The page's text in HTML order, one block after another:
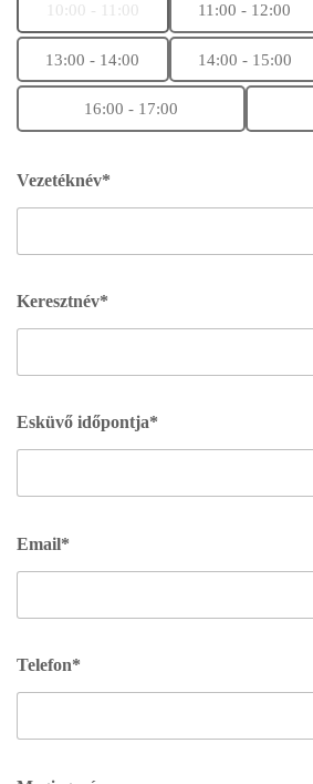
10:00 - 11:00 11:00 - 12:00
13:00 - 14:00 14:00 - 15:00
16:00 - 17:00
Vezetéknév*
Keresztnév*
Esküvő időpontja*
Email*
Telefon*